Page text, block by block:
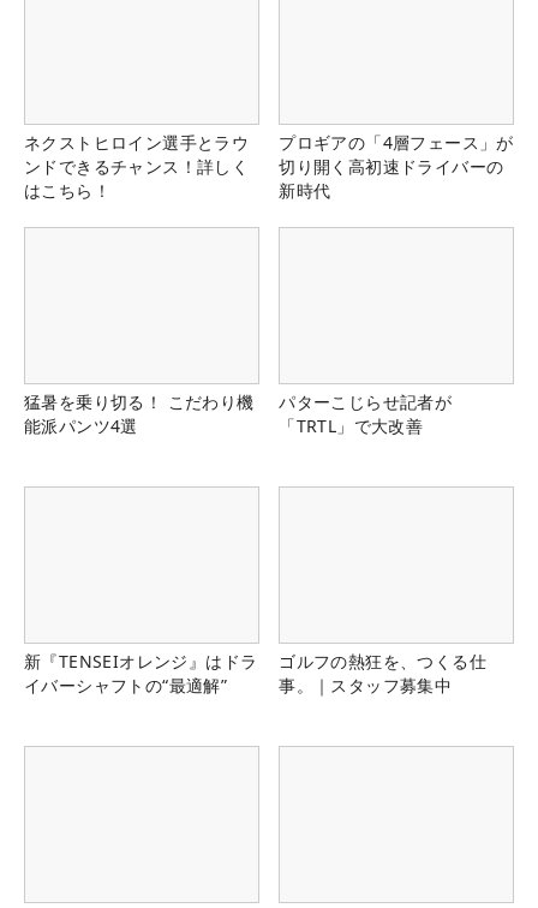
ネクストヒロイン選手とラウ
ンドできるチャンス！詳しく
はこちら！
プロギアの「4層フェース」が
切り開く高初速ドライバーの
新時代
猛暑を乗り切る！ こだわり機
能派パンツ4選
パターこじらせ記者が
「TRTL」で大改善
新『TENSEIオレンジ』はドラ
イバーシャフトの“最適解”
ゴルフの熱狂を、つくる仕
事。｜スタッフ募集中